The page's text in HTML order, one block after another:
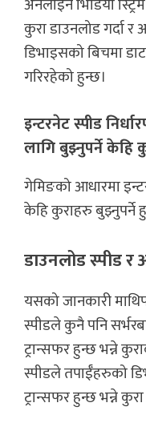
कुरा डाउनलोड गर्दा
डिभाइसको बिचमा
गरिरहेको हुन्छ।
इन्टरनेट स्पीड
लागि बुझ्नुपर्ने केहि
गेमिङको आधारमा
केहि कुराहरु बुझ्नुपर्ने
डाउनलोड स्पीड र
यसको जानकारी
स्पीडले कुनै पनि
ट्रान्सफर हुन्छ भन्ने
स्पीडले तपाईँहरुको
ट्रान्सफर हुन्छ भन्ने